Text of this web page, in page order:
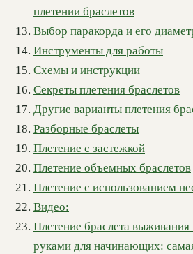
плетении браслетов
Выбор паракорда и его
Инструменты для работы
Схемы и инструкции
Секреты плетения браслетов
Другие варианты плетения
Разборные браслеты
Плетение с застежкой
Плетение объемных браслетов
Плетение с использованием
Видео:
Плетение браслета
руками для начинающих: